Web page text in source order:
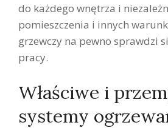
do każdego wnętrza i
pomieszczenia i innych
grzewczy na pewno sprawdzi
pracy.
Właściwe i
systemy